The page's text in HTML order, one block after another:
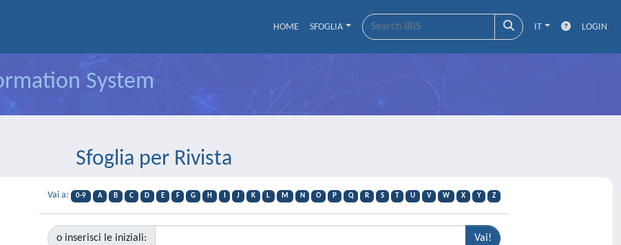
HOME SFOGLIA IT LOGIN
System
Sfoglia per Rivista
Vai a: 0-9 A B C D E F G H J K L M N O P Q R S T U V W X Y Z
o inserisci le iniziali: